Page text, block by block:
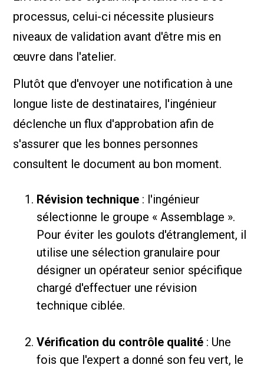
processus, celui-ci nécessite plusieurs
niveaux de validation avant d'être mis en
œuvre dans l'atelier.
Plutôt que d'envoyer une notification à une
longue liste de destinataires, l'ingénieur
déclenche un flux d'approbation afin de
s'assurer que les bonnes personnes
consultent le document au bon moment.
Révision technique : l'ingénieur
sélectionne le groupe « Assemblage ».
Pour éviter les goulots d'étranglement, il
utilise une sélection granulaire pour
désigner un opérateur senior spécifique
chargé d'effectuer une révision
technique ciblée.
Vérification du contrôle qualité : Une
fois que l'expert a donné son feu vert, le